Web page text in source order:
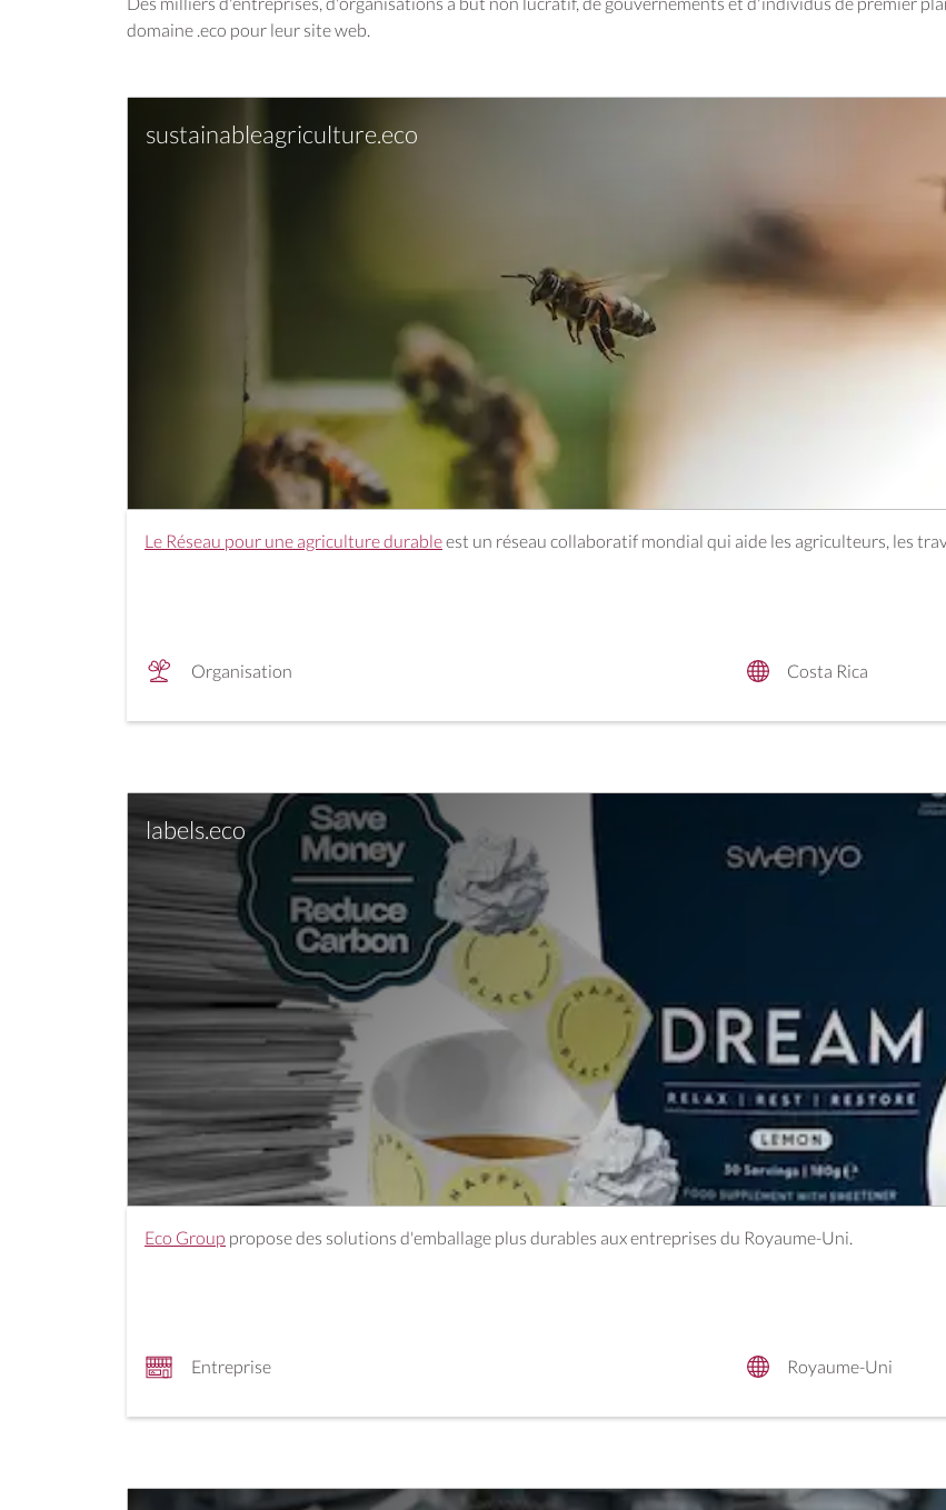
domaine .eco pour leur site web.
sustainableagriculture.eco
Le Réseau pour une agriculture durableest un réseau collaboratif mondial qui aide les agriculteurs, les
Organisation Costa Rica
labels.eco
Eco Group propose des solutions d'emballage plus durables aux entreprises du Royaume-Uni.
Entreprise Royaume-Uni